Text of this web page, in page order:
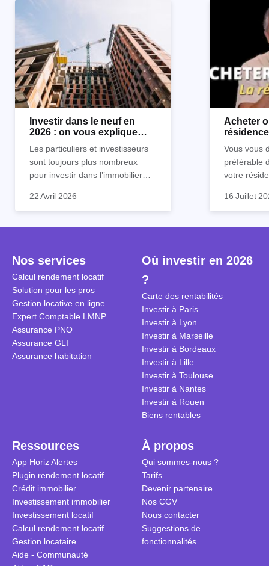
Investir dans le neuf en
2026 : on vous explique
Les particuliers et investisseurs
sont toujours plus nombreux
pour investir dans l’immobilier
nombreux avantages à choisir ce
expliquons tout dans cet article.
22 Avril 2026
Acheter
Vous vous
préférable
votre
pour
la règle
secondes
fenêtres"
sécuriser
16 Juillet
Nos services
Calcul rendement locatif
Solution pour les pros
Gestion locative en ligne
Expert Comptable LMNP
Assurance PNO
Assurance GLI
Assurance habitation
Où investir en 2026
?
Carte des rentabilités
Investir à Paris
Investir à Lyon
Investir à Marseille
Investir à Bordeaux
Investir à Lille
Investir à Toulouse
Investir à Nantes
Investir à Rouen
Biens rentables
Ressources
App Horiz Alertes
Plugin rendement locatif
Crédit immobilier
Investissement immobilier
Investissement locatif
Calcul rendement locatif
Gestion locataire
Aide - Communauté
À propos
Qui sommes-nous ?
Tarifs
Devenir partenaire
Nos CGV
Nous contacter
Suggestions de
fonctionnalités